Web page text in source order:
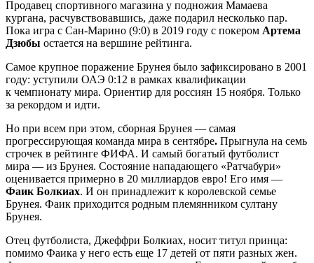
Продавец спортивного магазина у подножия Мамаева
кургана, расчувствовавшись, даже подарил несколько пар.
Пока игра с Сан-Марино (9:0) в 2019 году с покером Артема
Дзюбы остается на вершине рейтинга.
Самое крупное поражение Брунея было зафиксировано в 2001
году: уступили ОАЭ 0:12 в рамках квалификации
к чемпионату мира. Ориентир для россиян 15 ноября. Только
за рекордом и идти.
Но при всем при этом, сборная Брунея — самая
прогрессирующая команда мира в сентябре. Прыгнула на семь
строчек в рейтинге ФИФА. И самый богатый футболист
мира — из Брунея. Состояние нападающего «Ратчабури»
оценивается примерно в 20 миллиардов евро! Его имя —
Фаик Болкиах. И он принадлежит к королевской семье
Брунея. Фаик приходится родным племянником султану
Брунея.
Отец футболиста, Джеффри Болкиах, носит титул принца:
помимо Фаика у него есть еще 17 детей от пяти разных жен.